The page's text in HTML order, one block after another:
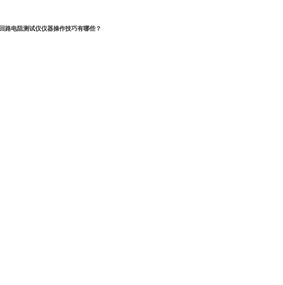
路电阻测试仪仪器操作技巧有哪些？